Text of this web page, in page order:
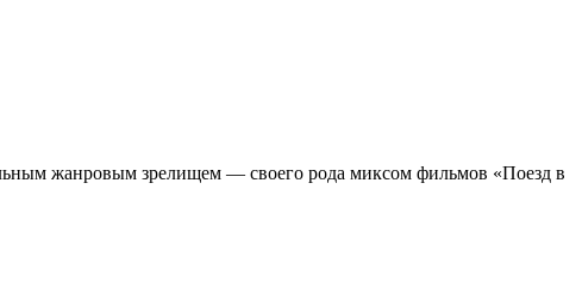
жанровым зрелищeм — своего рода миксом фильмов «Поезд в